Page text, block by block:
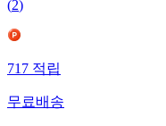
(2)
717 적립
무료배송